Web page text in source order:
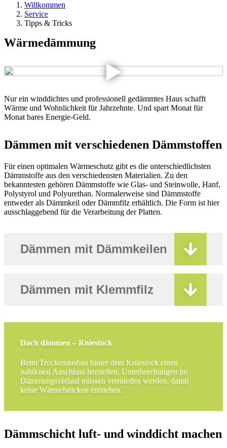
Willkommen
Service
Tipps & Tricks
Wärmedämmung
Nur ein winddichtes und professionell gedämmtes Haus schafft
Wärme und Wohnlichkeit für Jahrzehnte. Und spart Monat für
Monat bares Energie-Geld.
Dämmen mit verschiedenen Dämmstoffen
Für einen optimalen Wärmeschutz gibt es die unterschiedlichsten
Dämmstoffe aus den verschiedensten Materialien. Zu den
bekanntesten gehören Dämmstoffe wie Glas- und Steinwolle, Hanf,
Polystyrol und Polyurethan. Normalerweise sind Dämmstoffe
entweder als Dämmkeil oder Dämmfilz erhältlich. Die Form ist hier
ausschlaggebend für die Verarbeitung der Platten.
Dämmen mit Dämmkeilen
Dämmen mit Klemmfilz
Dach dämmen – Kniestock
Beim Trockenausbau hinter dem Kniestock einen
nahtlosen Anschluss herstellen. Unterbrechungen im
Dämmungsverlauf müssen vermieden werden, damit
keine Wärmebrücken entstehen.
Dämmschicht luft- und winddicht machen